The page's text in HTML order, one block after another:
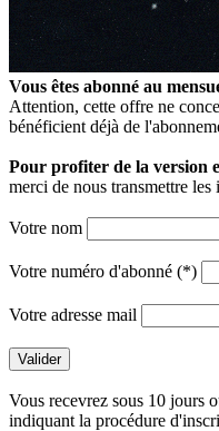
Vous êtes abonné au
Attention, cette offre ne
bénéficient déjà de
Pour profiter de la version
merci de nous transmettre
Votre nom
Votre numéro d'abonné (*)
Votre adresse mail
Vous recevrez sous 10 jours
indiquant la procédure